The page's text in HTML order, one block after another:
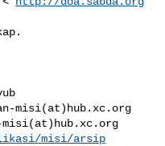
misi(at)hub.xc.org
misi/arsip